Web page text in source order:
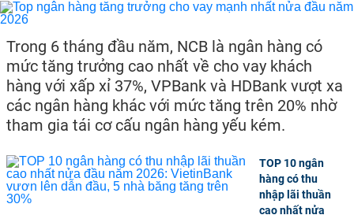
Trong 6 tháng đầu năm, NCB là ngân hàng có
mức tăng trưởng cao nhất về cho vay khách
hàng với xấp xỉ 37%, VPBank và HDBank vượt xa
các ngân hàng khác với mức tăng trên 20% nhờ
tham gia tái cơ cấu ngân hàng yếu kém.
TOP 10 ngân
hàng có thu
nhập lãi thuần
cao nhất nửa